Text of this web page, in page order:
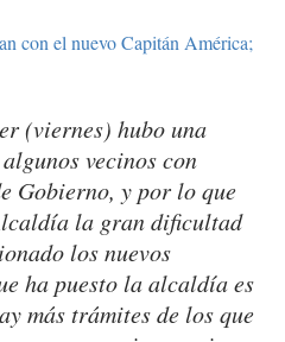
con el nuevo Capitán América;
(viernes) hubo una
vecinos con
Gobierno, y por lo que
la gran dificultad
los nuevos
ha puesto la alcaldía es
más trámites de los que